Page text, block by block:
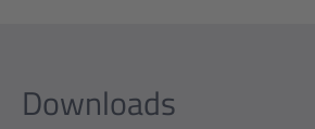
Downloads